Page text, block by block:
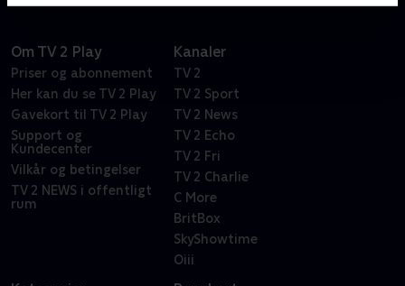
Om TV 2 Play
Priser og abonnement
Her kan du se TV 2 Play
Gavekort til TV 2 Play
Support og
Kundecenter
Vilkår og betingelser
TV 2 NEWS i offentligt
rum
Kanaler
TV 2
TV 2 Sport
TV 2 News
TV 2 Echo
TV 2 Fri
TV 2 Charlie
C More
BritBox
SkyShowtime
Oiii